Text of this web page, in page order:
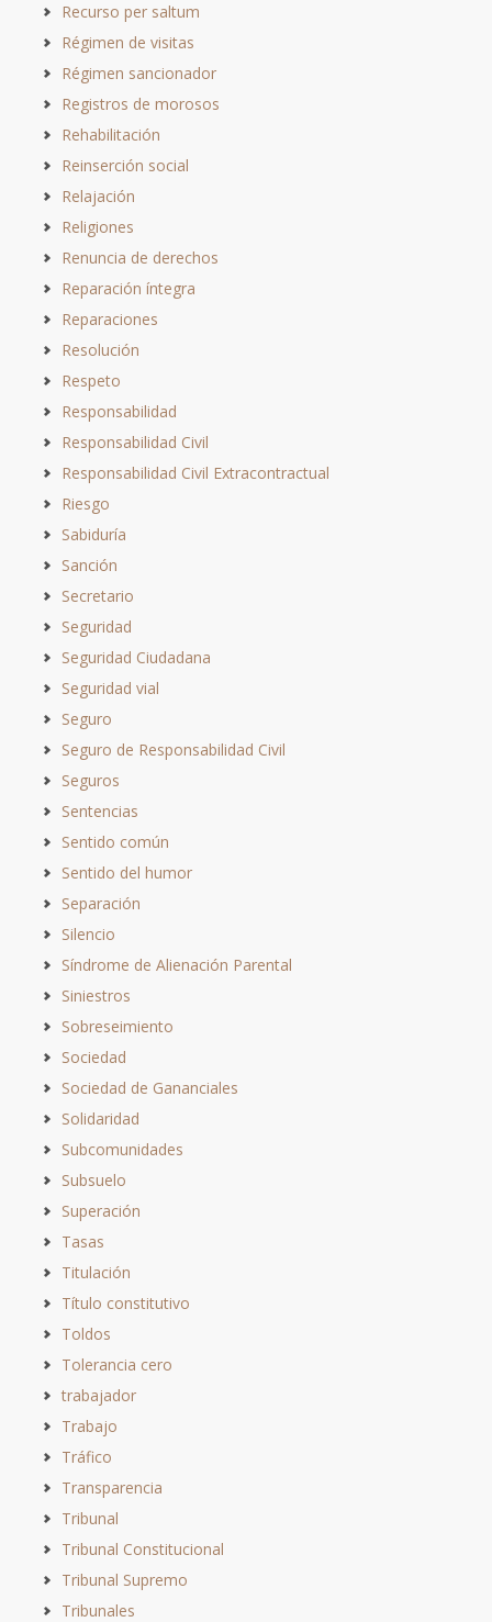
Recurso per saltum
Régimen de visitas
Régimen sancionador
Registros de morosos
Rehabilitación
Reinserción social
Relajación
Religiones
Renuncia de derechos
Reparación íntegra
Reparaciones
Resolución
Respeto
Responsabilidad
Responsabilidad Civil
Responsabilidad Civil Extracontractual
Riesgo
Sabiduría
Sanción
Secretario
Seguridad
Seguridad Ciudadana
Seguridad vial
Seguro
Seguro de Responsabilidad Civil
Seguros
Sentencias
Sentido común
Sentido del humor
Separación
Silencio
Síndrome de Alienación Parental
Siniestros
Sobreseimiento
Sociedad
Sociedad de Gananciales
Solidaridad
Subcomunidades
Subsuelo
Superación
Tasas
Titulación
Título constitutivo
Toldos
Tolerancia cero
trabajador
Trabajo
Tráfico
Transparencia
Tribunal
Tribunal Constitucional
Tribunal Supremo
Tribunales